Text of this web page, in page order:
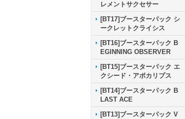
レメントサクセサー
[BT17]ブースターパック シ
ークレットクライシス
[BT16]ブースターパック B
EGINNING OBSERVER
[BT15]ブースターパック エ
クシード・アポカリプス
[BT14]ブースターパック B
LAST ACE
[BT13]ブースターパック V